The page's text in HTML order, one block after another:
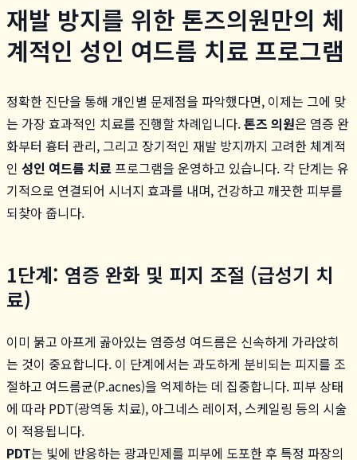
재발 방지를 위한 톤즈의원만의 체
계적인 성인 여드름 치료 프로그램
정확한 진단을 통해 개인별 문제점을 파악했다면, 이제는 그에 맞
는 가장 효과적인 치료를 진행할 차례입니다.톤즈 의원은 염증 완
화부터 흉터 관리, 그리고 장기적인 재발 방지까지 고려한 체계적
인 성인 여드름 치료프로그램을 운영하고 있습니다. 각 단계는 유
기적으로 연결되어 시너지 효과를 내며, 건강하고 깨끗한 피부를
되찾아 줍니다.
1단계: 염증 완화 및 피지 조절 (급성기 치
료)
이미 붉고 아프게 곪아있는 염증성 여드름은 신속하게 가라앉히
는 것이 중요합니다. 이 단계에서는 과도하게 분비되는 피지를 조
절하고 여드름균(P.acnes)을 억제하는 데 집중합니다. 피부 상태
에 따라 PDT(광역동 치료), 아그네스 레이저, 스케일링 등의 시술
이 적용됩니다.
PDT는 빛에 반응하는 광과민제를 피부에 도포한 후 특정 파장의